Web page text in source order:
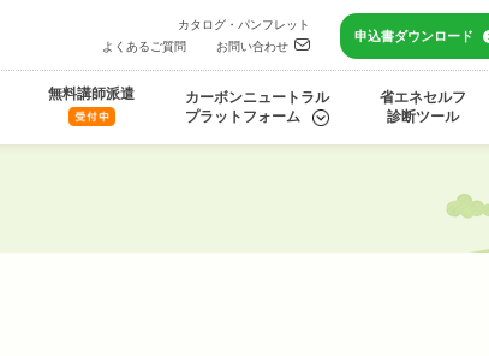
カタログ・パンフレット
よくあるご質問
お問い合わせ
申込書ダウンロード
無料講師派遣
カーボンニュートラル
プラットフォーム
省エネセルフ
診断ツール